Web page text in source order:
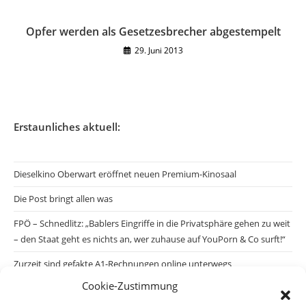
Cookie-Zustimmung
Opfer werden als Gesetzesbrecher abgestempelt
29. Juni 2013
Erstaunliches aktuell:
Dieselkino Oberwart eröffnet neuen Premium-Kinosaal
Die Post bringt allen was
FPÖ – Schnedlitz: „Bablers Eingriffe in die Privatsphäre gehen zu weit
– den Staat geht es nichts an, wer zuhause auf YouPorn & Co surft!“
Zurzeit sind gefakte A1-Rechnungen online unterwegs
Salzburgs Juden und ihre Sicherheit: „Erst nach einem Anschlag wäre